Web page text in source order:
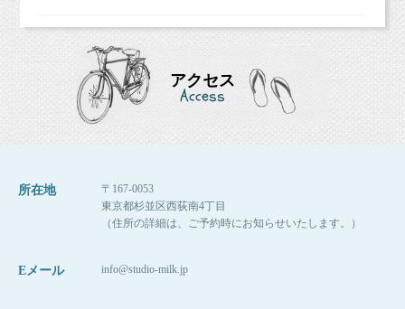
ペットと一緒に写真撮影がしたいなぁ。
皆様のご参加、ご予約をお待ちしております
アクセス
Access
所在地
〒167-0053
東京都杉並区西荻南4丁目
（住所の詳細は、ご予約時にお知らせいたします。）
Eメール info@studio-milk.jp